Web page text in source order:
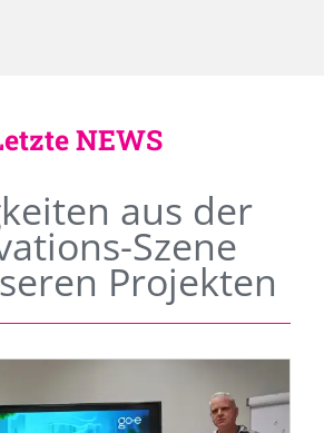
NEWS
aus der
Szene
Projekten